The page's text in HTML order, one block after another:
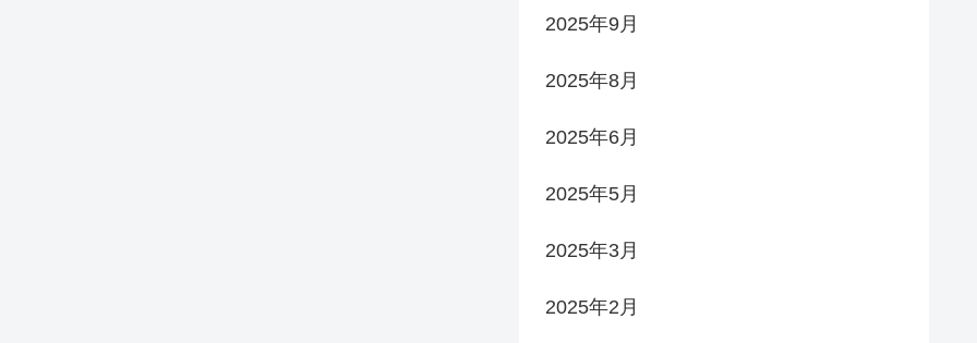
2025年9月
2025年8月
2025年6月
2025年5月
2025年3月
2025年2月